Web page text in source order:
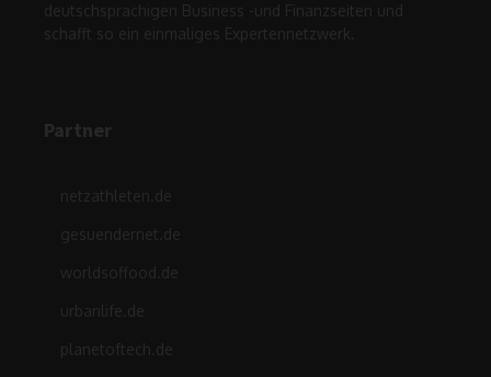
deutschsprachigen Business -und Finanzseiten und
schafft so ein einmaliges Expertennetzwerk.
Partner
netzathleten.de
gesuendernet.de
worldsoffood.de
urbanlife.de
planetoftech.de